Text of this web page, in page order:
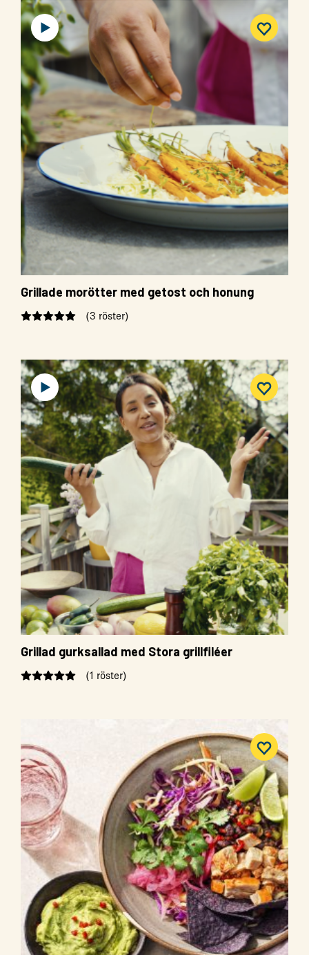
Grillade morötter med getost och honung
(3 röster)
Grillad gurksallad med Stora grillfiléer
(1 röster)